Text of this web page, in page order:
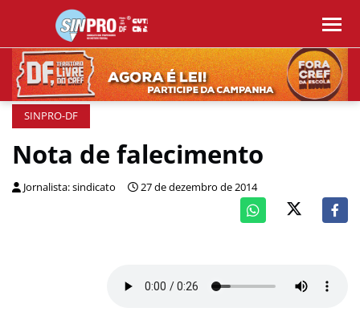
SINPRO-DF
Nota de falecimento
Jornalista: sindicato 27 de dezembro de 2014